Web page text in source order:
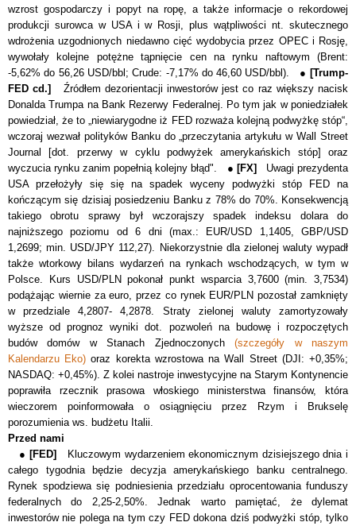
wzrost gospodarczy i popyt na ropę, a także informacje o rekordowej
produkcji surowca w USA i w Rosji, plus wątpliwości nt. skutecznego
wdrożenia uzgodnionych niedawno cięć wydobycia przez OPEC i Rosję,
wywołały kolejne potężne tąpnięcie cen na rynku naftowym (Brent:
-5,62% do 56,26 USD/bbl; Crude: -7,17% do 46,60 USD/bbl). ● [Trump-
FED cd.] Źródłem dezorientacji inwestorów jest co raz większy nacisk
Donalda Trumpa na Bank Rezerwy Federalnej. Po tym jak w poniedziałek
powiedział, że to „niewiarygodne iż FED rozważa kolejną podwyżkę stóp“,
wczoraj wezwał polityków Banku do„przeczytania artykułu w Wall Street
Journal [dot. przerwy w cyklu podwyżek amerykańskich stóp] oraz
wyczucia rynku zanim popełnią kolejny błąd". ● [FX] Uwagi prezydenta
USA przełożyły się się na spadek wyceny podwyżki stóp FED na
kończącym się dzisiaj posiedzeniu Banku z 78% do 70%. Konsekwencją
takiego obrotu sprawy był wczorajszy spadek indeksu dolara do
najniższego poziomu od 6 dni (max.: EUR/USD 1,1405, GBP/USD
1,2699; min. USD/JPY 112,27). Niekorzystnie dla zielonej waluty wypadł
także wtorkowy bilans wydarzeń na rynkach wschodzących, w tym w
Polsce. Kurs USD/PLN pokonał punkt wsparcia 3,7600 (min. 3,7534)
podążając wiernie za euro, przez co rynek EUR/PLN pozostał zamknięty
w przedziale 4,2807- 4,2878. Straty zielonej waluty zamortyzowały
wyższe od prognoz wyniki dot. pozwoleń na budowę i rozpoczętych
budów domów w Stanach Zjednoczonych(szczegóły w naszym
Kalendarzu Eko) oraz korekta wzrostowa na Wall Street (DJI: +0,35%;
NASDAQ: +0,45%). Z kolei nastroje inwestycyjne na Starym Kontynencie
poprawiła rzecznik prasowa włoskiego ministerstwa finansów, która
wieczorem poinformowała o osiągnięciu przez Rzym i Brukselę
porozumienia ws. budżetu Italii.
Przed nami
●[FED]
Kluczowym wydarzeniem ekonomicznym dzisiejszego dnia i
całego tygodnia będzie decyzja amerykańskiego banku centralnego.
Rynek spodziewa się podniesienia przedziału oprocentowania funduszy
federalnych do 2,25-2,50%. Jednak warto pamiętać, że dylemat
inwestorów nie polega na tym czy FED dokona dziś podwyżki stóp, tylko